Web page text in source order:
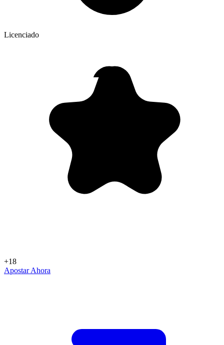
Licenciado
+18
Apostar Ahora